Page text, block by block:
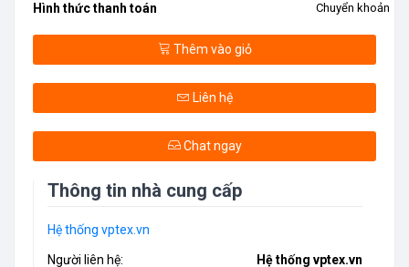
Hình thức thanh toán Chuyển khoản
Thêm vào giỏ
Liên hệ
Chat ngay
Thông tin nhà cung cấp
Hệ thống vptex.vn
Người liên hệ:
Hệ thống vptex.vn